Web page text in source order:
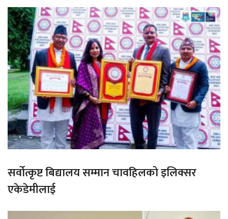
सर्वोत्कृष्ट बिद्यालय सम्मान चावहिलको इलिक्सर
एकेडेमीलाई